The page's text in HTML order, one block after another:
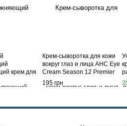
крем для
Deoproce
Boosting
Крем-сыворотка для кожи
вокруг глаз и лица AHC Eye
Cream Season 12 Premier
Ampoule Core Lifting in eye
cream 12 мл
195 грн